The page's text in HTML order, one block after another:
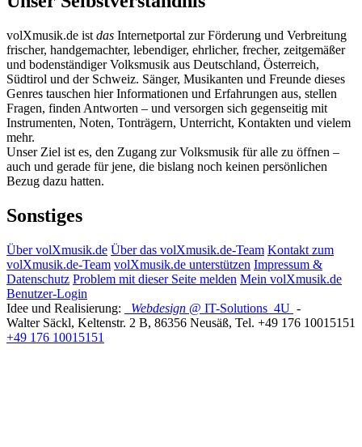
volXmusik.de ist das Internetportal zur Förderung und Verbreitung
frischer, handgemachter, lebendiger, ehrlicher, frecher, zeitgemäßer
und bodenständiger Volksmusik aus Deutschland, Österreich,
Südtirol und der Schweiz. Sänger, Musikanten und Freunde dieses
Genres tauschen hier Informationen und Erfahrungen aus, stellen
Fragen, finden Antworten – und versorgen sich gegenseitig mit
Instrumenten, Noten, Tonträgern, Unterricht, Kontakten und vielem
mehr.
Unser Ziel ist es, den Zugang zur Volksmusik für alle zu öffnen –
auch und gerade für jene, die bislang noch keinen persönlichen
Bezug dazu hatten.
Sonstiges
Über volXmusik.de Über das volXmusik.de-Team Kontakt zum
volXmusik.de-Team volXmusik.de unterstützen Impressum &
Datenschutz Problem mit dieser Seite melden Mein volXmusik.de
Benutzer-Login
Idee und Realisierung:
Webdesign @ IT-Solutions 4U -
Walter Säckl, Keltenstr. 2 B, 86356 Neusäß, Tel. +49 176 10015151
+49 176 10015151